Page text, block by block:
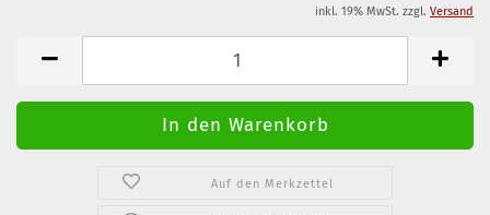
inkl. 19% MwSt. zzgl. Versand
Auf den Merkzettel